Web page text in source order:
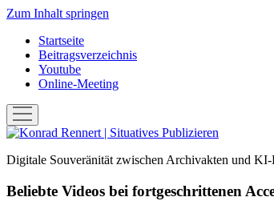
Zum Inhalt springen
Startseite
Beitragsverzeichnis
Youtube
Online-Meeting
Menü
öffnen
Konrad
|
Publizieren
Digitale Souveränität zwischen Archivakten und
Beliebte Videos bei fortgeschrittenen